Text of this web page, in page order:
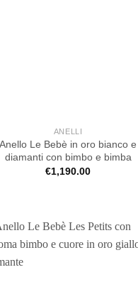
ANELLI
Anello Le Bebè in oro bianco e
diamanti con bimbo e bimba
€1,190.00